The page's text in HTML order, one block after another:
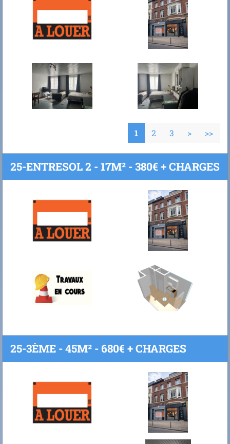
1 2 3 > >>
25-ENTRESOL 2 - 17M² - 380€ + CHARGES
25-3ÈME - 45M² - 680€ + CHARGES